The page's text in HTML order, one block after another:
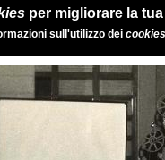
per migliorare la
sull'utilizzo dei cookies